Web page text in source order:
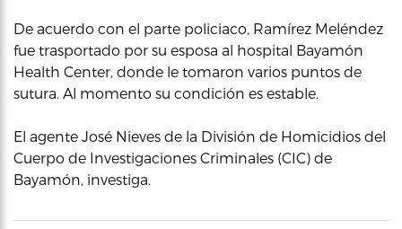
De acuerdo con el parte policiaco, Ramírez Meléndez
fue trasportado por su esposa al hospital Bayamón
Health Center, donde le tomaron varios puntos de
sutura. Al momento su condición es estable.
El agente José Nieves de la División de Homicidios del
Cuerpo de Investigaciones Criminales (CIC) de
Bayamón, investiga.